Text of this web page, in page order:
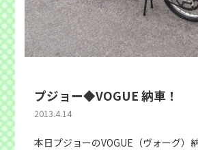
プジョー◆VOGUE 納車！
2013.4.14
本日プジョーのVOGUE（ヴォーグ）